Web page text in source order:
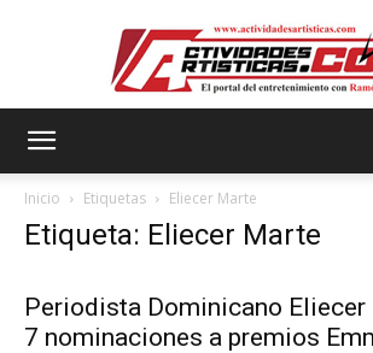
Inicio Etiquetas Eliecer Marte
Etiqueta: Eliecer Marte
Periodista Dominicano
7 nominaciones a premios